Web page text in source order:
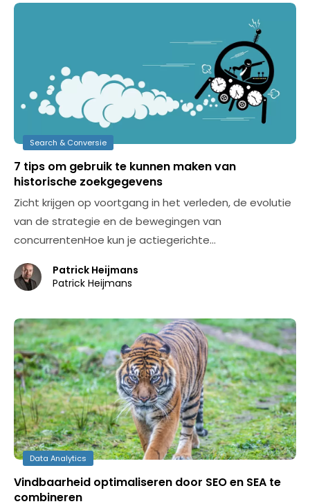
Search & Conversie
7 tips om gebruik te kunnen maken van
historische zoekgegevens
Zicht krijgen op voortgang in het verleden, de evolutie
van de strategie en de bewegingen van
concurrentenHoe kun je actiegerichte…
Patrick Heijmans
Patrick Heijmans
Data Analytics
Vindbaarheid optimaliseren door SEO en SEA te
combineren